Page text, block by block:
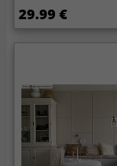
29.99 €